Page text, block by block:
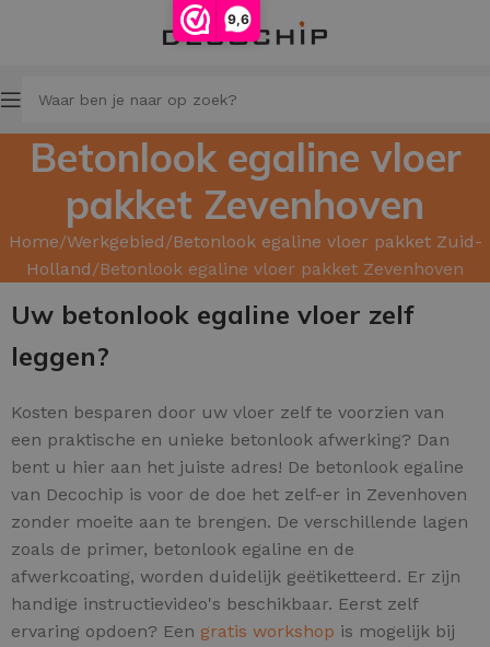
9,6
Betonlook egaline vloer
pakket Zevenhoven
Home Werkgebied Betonlook egaline vloer pakket Zuid-
Holland Betonlook egaline vloer pakket Zevenhoven
Uw betonlook egaline vloer zelf
leggen?
Kosten besparen door uw vloer zelf te voorzien van
een praktische en unieke betonlook afwerking? Dan
bent u hier aan het juiste adres! De betonlook egaline
van Decochip is voor de doe het zelf-er in Zevenhoven
zonder moeite aan te brengen. De verschillende lagen
zoals de primer, betonlook egaline en de
afwerkcoating, worden duidelijk geëtiketteerd. Er zijn
handige instructievideo's beschikbaar. Eerst zelf
ervaring opdoen? Een gratis workshop is mogelijk bij